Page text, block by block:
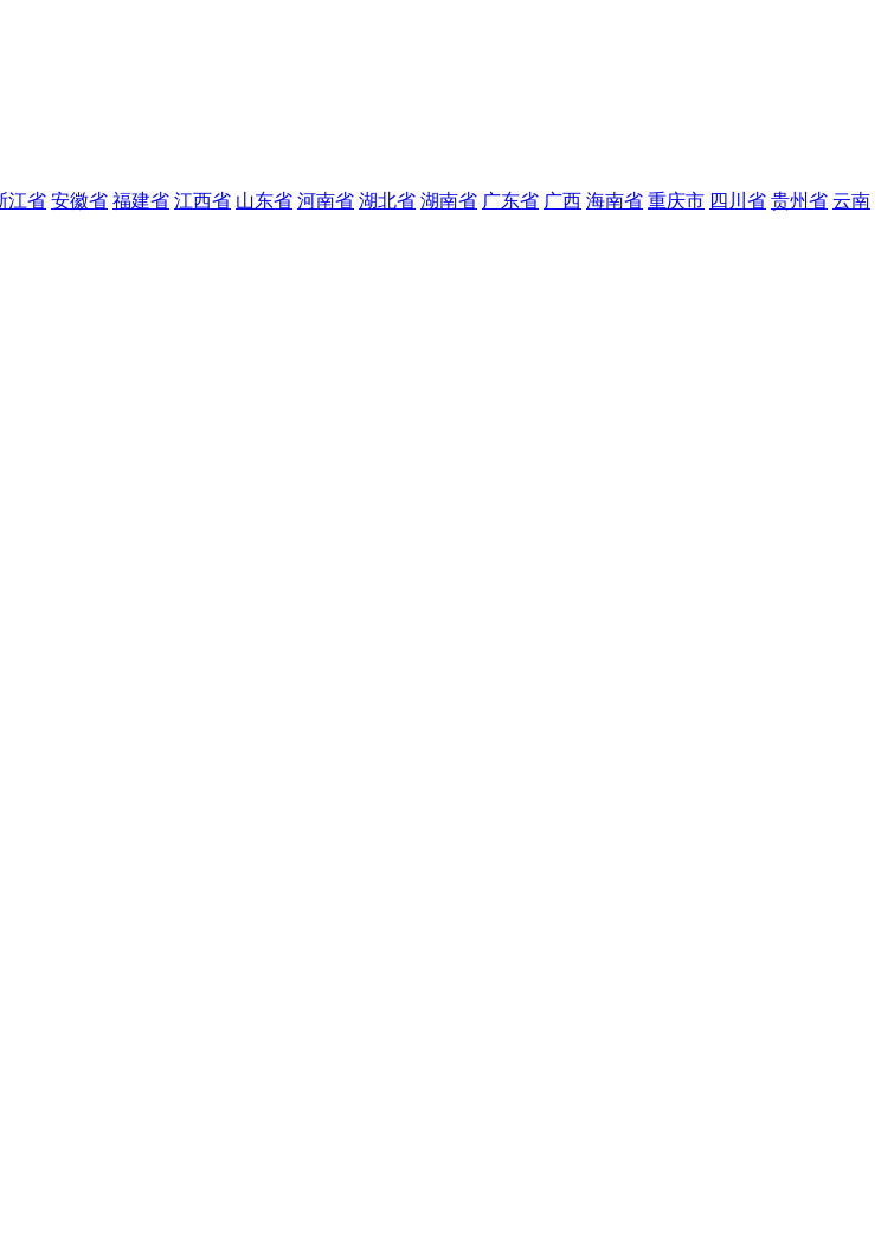
江省 安徽省 福建省 江西省 山东省 河南省 湖北省 湖南省 广东省 广西 海南省 重庆市 四川省 贵州省 云南